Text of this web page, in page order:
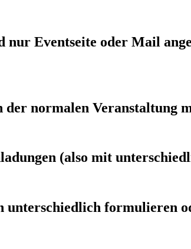
Eventseite oder Mail
der normalen Veranstaltung
(also mit
unterschiedlich formulieren